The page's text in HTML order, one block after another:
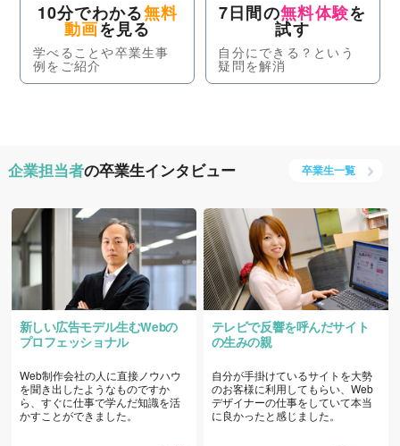
10分でわかる無料
動画を見る
学べることや卒業生事
例をご紹介
7日間の無料体験を
試す
自分にできる？という
疑問を解消
企業担当者の卒業生インタビュー 卒業生一覧
新しい広告モデル生むWebの
プロフェッショナル
Web制作会社の人に直接ノウハウ
を聞き出したようなものですか
ら、すぐに仕事で学んだ知識を活
かすことができました。
テレビで反響を呼んだサイト
の生みの親
自分が手掛けているサイトを大勢
のお客様に利用してもらい、Web
デザイナーの仕事をしていて本当
に良かったと感じました。